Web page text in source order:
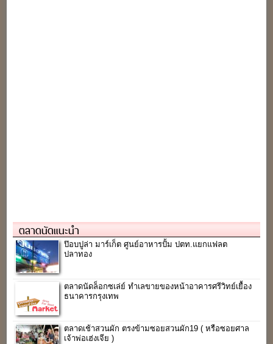
ตลาดนัดแนะนำ
ป๊อบปูล่า มาร์เก็ต ศูนย์อาหารปั้ม ปตท.แยกแฟลต
ปลาทอง
ตลาดนัดล็อกซเล่ย์ ทำเลขายของหน้าอาคารศรีวิทย์เยื้อง
ธนาคารกรุงเทพ
ตลาดเช้าสวนผัก ตรงข้ามซอยสวนผัก19 ( หรือซอยศาล
เจ้าพ่อเฮ่งเจีย )